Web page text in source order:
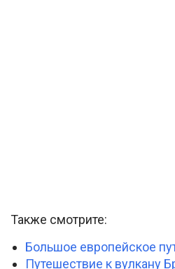
Также смотрите:
Большое европейское
Путешествие к вулкану